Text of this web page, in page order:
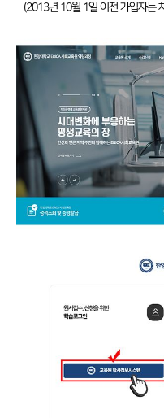
(2013년 10월 1일 이전 가입자는